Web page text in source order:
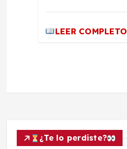
LEER COMPLETO
¿Te lo perdiste?